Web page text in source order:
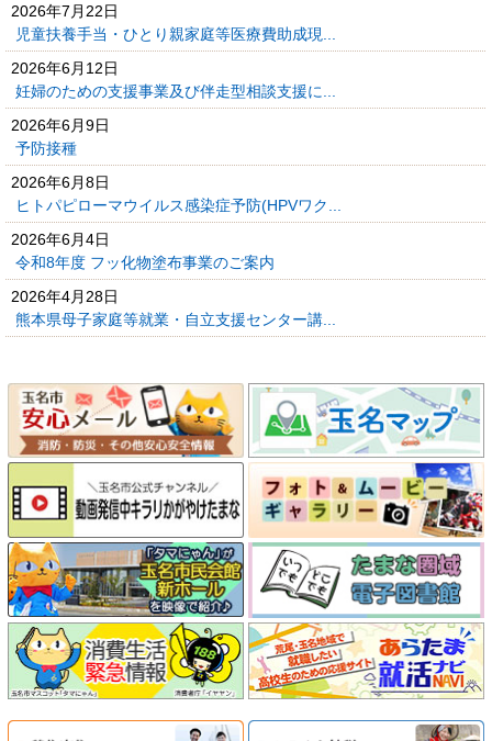
2026年7月22日
児童扶養手当・ひとり親家庭等医療費助成現...
2026年6月12日
妊婦のための支援事業及び伴走型相談支援に...
2026年6月9日
予防接種
2026年6月8日
ヒトパピローマウイルス感染症予防(HPVワク...
2026年6月4日
令和8年度 フッ化物塗布事業のご案内
2026年4月28日
熊本県母子家庭等就業・自立支援センター講...